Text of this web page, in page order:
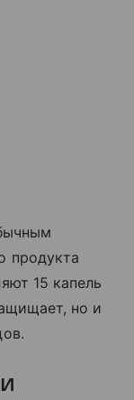
продукта
15 капель
но и